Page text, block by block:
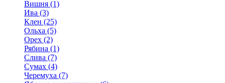
Вишня (1)
Ива (3)
Клен (25)
Ольха (5)
Орех (2)
Рябина (1)
Слива (7)
Сумах (4)
Черемуха (7)